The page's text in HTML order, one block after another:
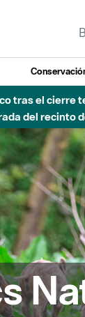
tras el cierre
del recinto